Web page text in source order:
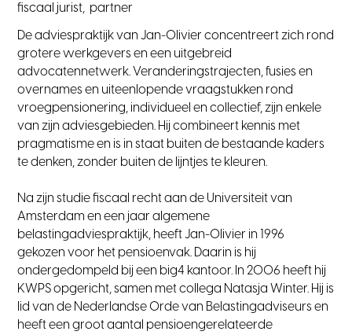
fiscaal jurist, partner
De adviespraktijk van Jan-Olivier concentreert zich rond
grotere werkgevers en een uitgebreid
advocatennetwerk. Veranderingstrajecten, fusies en
overnames en uiteenlopende vraagstukken rond
vroegpensionering, individueel en collectief, zijn enkele
van zijn adviesgebieden. Hij combineert kennis met
pragmatisme en is in staat buiten de bestaande kaders
te denken, zonder buiten de lijntjes te kleuren.
Na zijn studie fiscaal recht aan de Universiteit van
Amsterdam en een jaar algemene
belastingadviespraktijk, heeft Jan-Olivier in 1996
gekozen voor het pensioenvak. Daarin is hij
ondergedompeld bij een big4 kantoor. In 2006 heeft hij
KWPS opgericht, samen met collega Natasja Winter. Hij is
lid van de Nederlandse Orde van Belastingadviseurs en
heeft een groot aantal pensioengerelateerde